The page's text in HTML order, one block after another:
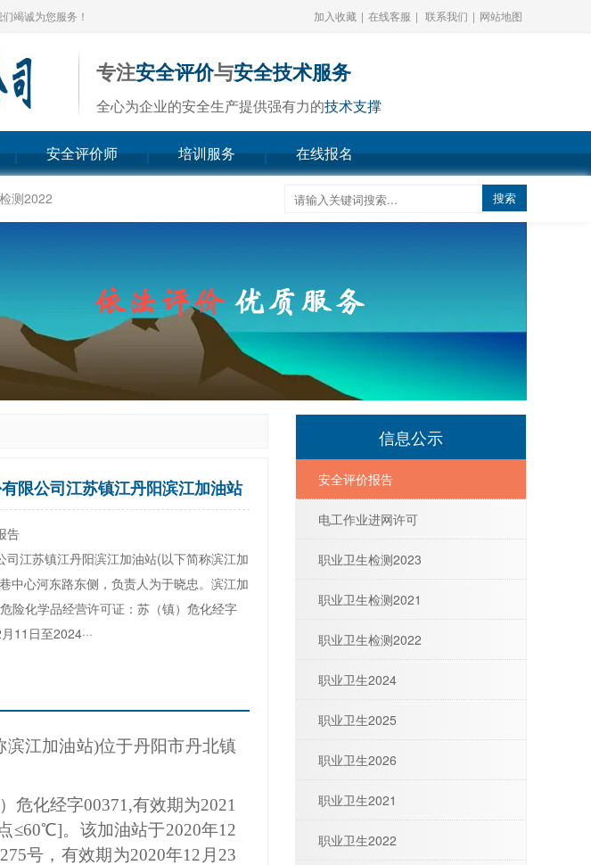
竭诚为您服务！ 加入收藏 | 在线客服 | 联系我们 | 网站地图
专注安全评价与安全技术服务
全心为企业的安全生产提供强有力的技术支撑
安全评价师 培训服务 在线报名
测2022
限公司江苏镇江丹阳滨江加油站
告
司江苏镇江丹阳滨江加油站(以下简称滨江加
中心河东路东侧，负责人为于晓忠。滨江加
险化学品经营许可证：苏（镇）危化经字
11日至2024···
滨江加油站)位于丹阳市丹北镇
危化经字00371 ,有效期为2021
≤60℃]。 该加油站于2020年12
号， 有效期为2020年12月23
信息公示
安全评价报告
电工作业进网许可
职业卫生检测2023
职业卫生检测2021
职业卫生检测2022
职业卫生2024
职业卫生2025
职业卫生2026
职业卫生2021
职业卫生2022